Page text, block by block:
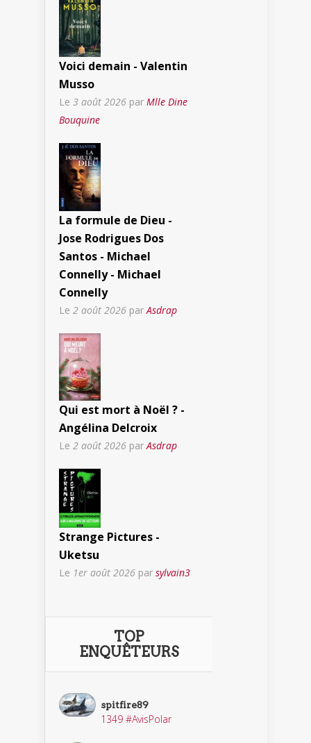
Voici demain - Valentin
Musso
Le 3 août 2026 par Mlle Dine
Bouquine
La formule de Dieu -
Jose Rodrigues Dos
Santos - Michael
Connelly - Michael
Connelly
Le 2 août 2026 parAsdrap
Qui est mort à Noël ? -
Angélina Delcroix
Le 2 août 2026 par Asdrap
Strange Pictures -
Uketsu
Le 1er août 2026 par sylvain3
TOP
ENQUÊTEURS
spitfire89
1349 #AvisPolar